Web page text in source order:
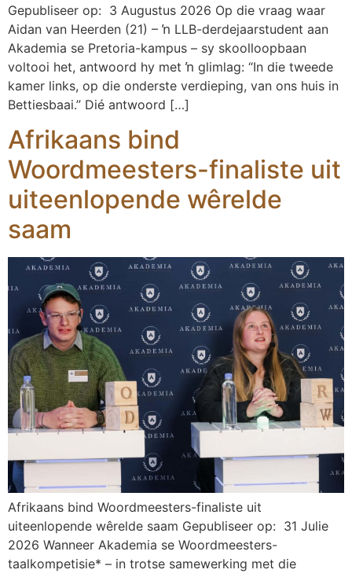
Gepubliseer op: 3 Augustus 2026 Op die vraag waar
Aidan van Heerden (21) – ŉ LLB-derdejaarstudent aan
Akademia se Pretoria-kampus – sy skoolloopbaan
voltooi het, antwoord hy met ŉ glimlag: “In die tweede
kamer links, op die onderste verdieping, van ons huis in
Bettiesbaai.” Dié antwoord […]
Afrikaans bind
Woordmeesters-finaliste uit
uiteenlopende wêrelde
saam
Afrikaans bind Woordmeesters-finaliste uit
uiteenlopende wêrelde saam Gepubliseer op: 31 Julie
2026 Wanneer Akademia se Woordmeesters-
taalkompetisie* – in trotse samewerking met die